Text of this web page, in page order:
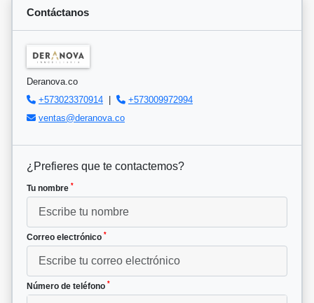
Contáctanos
Deranova.co
+573023370914
+573009972994
ventas@deranova.co
¿Prefieres que te contactemos?
Tu nombre *
Correo electrónico *
Número de teléfono *